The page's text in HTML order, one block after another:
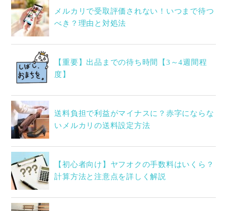
メルカリで受取評価されない！いつまで待つ
べき？理由と対処法
【重要】出品までの待ち時間【3～4週間程
度】
送料負担で利益がマイナスに？赤字にならな
いメルカリの送料設定方法
【初心者向け】ヤフオクの手数料はいくら？
計算方法と注意点を詳しく解説